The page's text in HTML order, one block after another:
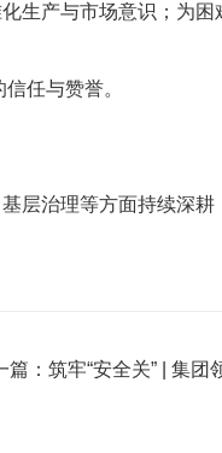
生产与市场意识；为困
任与赞誉。
层治理等方面持续深耕
篇： 筑牢“安全关” | 集